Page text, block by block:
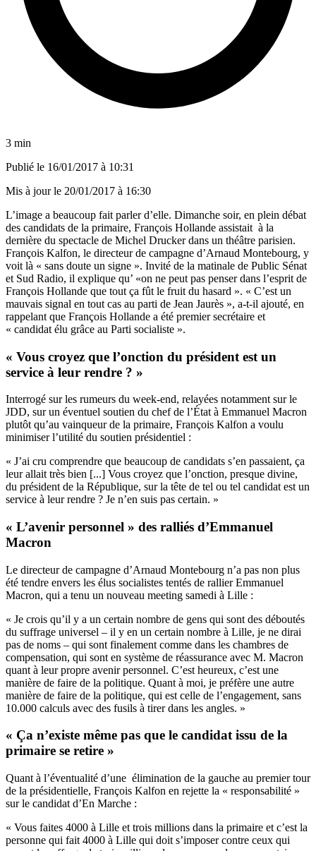
3 min
Publié le 16/01/2017 à 10:31
Mis à jour le 20/01/2017 à 16:30
L’image a beaucoup fait parler d’elle. Dimanche soir, en plein débat
des candidats de la primaire, François Hollande assistait à la
dernière du spectacle de Michel Drucker dans un théâtre parisien.
François Kalfon, le directeur de campagne d’Arnaud Montebourg, y
voit là « sans doute un signe ». Invité de la matinale de Public Sénat
et Sud Radio, il explique qu’ «on ne peut pas penser dans l’esprit de
François Hollande que tout ça fût le fruit du hasard ». « C’est un
mauvais signal en tout cas au parti de Jean Jaurès », a-t-il ajouté, en
rappelant que François Hollande a été premier secrétaire et
« candidat élu grâce au Parti socialiste ».
« Vous croyez que l’onction du président est un
service à leur rendre ? »
Interrogé sur les rumeurs du week-end, relayées notamment sur le
JDD, sur un éventuel soutien du chef de l’État à Emmanuel Macron
plutôt qu’au vainqueur de la primaire, François Kalfon a voulu
minimiser l’utilité du soutien présidentiel :
« J’ai cru comprendre que beaucoup de candidats s’en passaient, ça
leur allait très bien [...] Vous croyez que l’onction, presque divine,
du président de la République, sur la tête de tel ou tel candidat est un
service à leur rendre ? Je n’en suis pas certain. »
« L’avenir personnel » des ralliés d’Emmanuel
Macron
Le directeur de campagne d’Arnaud Montebourg n’a pas non plus
été tendre envers les élus socialistes tentés de rallier Emmanuel
Macron, qui a tenu un nouveau meeting samedi à Lille :
« Je crois qu’il y a un certain nombre de gens qui sont des déboutés
du suffrage universel – il y en un certain nombre à Lille, je ne dirai
pas de noms – qui sont finalement comme dans les chambres de
compensation, qui sont en système de réassurance avec M. Macron
quant à leur propre avenir personnel. C’est heureux, c’est une
manière de faire de la politique. Quant à moi, je préfère une autre
manière de faire de la politique, qui est celle de l’engagement, sans
10.000 calculs avec des fusils à tirer dans les angles. »
« Ça n’existe même pas que le candidat issu de la
primaire se retire »
Quant à l’éventualité d’une élimination de la gauche au premier tour
de la présidentielle, François Kalfon en rejette la « responsabilité »
sur le candidat d’En Marche :
« Vous faites 4000 à Lille et trois millions dans la primaire et c’est la
personne qui fait 4000 à Lille qui doit s’imposer contre ceux qui